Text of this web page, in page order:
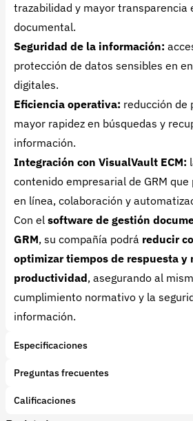
trazabilidad y mayor transparencia
documental.
Seguridad de la información:
protección de datos sensibles en
digitales.
Eficiencia operativa: reducción de
mayor rapidez en búsquedas y
información.
Integración con VisualVault ECM:
contenido empresarial de GRM
en línea, colaboración y
Con el software de gestión
GRM, su compañía podrá reducir
optimizar tiempos de respuesta y
productividad, asegurando al
cumplimiento normativo y la
información.
Especificaciones
Marca: GRM
Tipo de producto:
Preguntas frecuentes
¿Qué es el software de gestión
Calificaciones